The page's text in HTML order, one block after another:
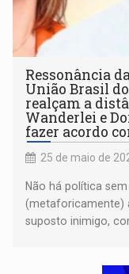
Ressonância
União Brasil
realçam a
Wanderlei e
fazer acordo
25 de maio de
Não há política
(metaforicamente)
suposto inimigo,